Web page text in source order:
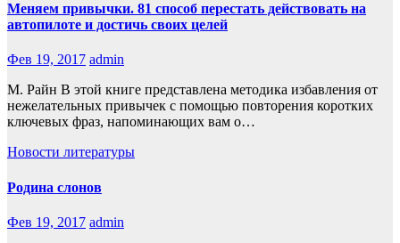
Меняем привычки. 81 способ перестать действовать на
автопилоте и достичь своих целей
Фев 19, 2017 admin
М. Райн В этой книге представлена методика избавления от
нежелательных привычек с помощью повторения коротких
ключевых фраз, напоминающих вам о…
Новости литературы
Родина слонов
Фев 19, 2017 admin